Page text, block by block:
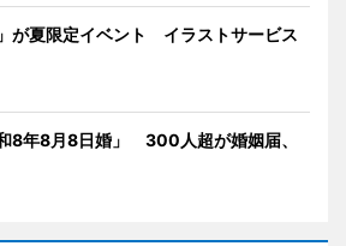
が夏限定イベント イラストサービス
8年8月8日婚」 300人超が婚姻届、